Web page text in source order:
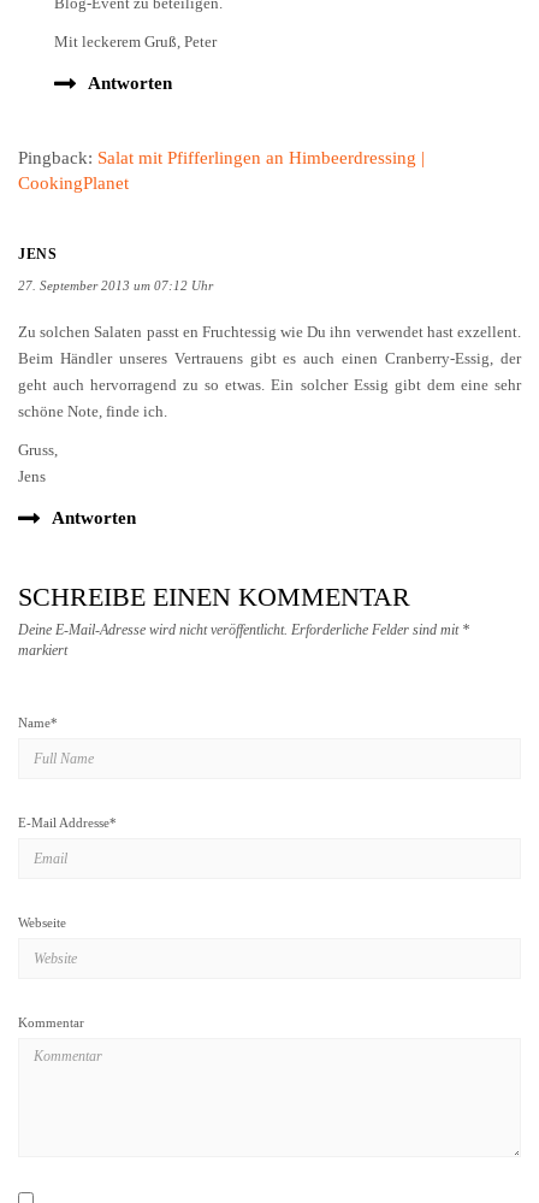
Mit leckerem Gruß, Peter
Antworten
Pingback: Salat mit Pfifferlingen an Himbeerdressing |
CookingPlanet
JENS
27. September 2013 um 07:12 Uhr
Zu solchen Salaten passt en Fruchtessig wie Du ihn verwendet hast exzellent.
Beim Händler unseres Vertrauens gibt es auch einen Cranberry-Essig, der
geht auch hervorragend zu so etwas. Ein solcher Essig gibt dem eine sehr
schöne Note, finde ich.
Gruss,
Jens
Antworten
SCHREIBE EINEN KOMMENTAR
Deine E-Mail-Adresse wird nicht veröffentlicht. Erforderliche Felder sind mit *
markiert
Name*
E-Mail Addresse*
Webseite
Kommentar